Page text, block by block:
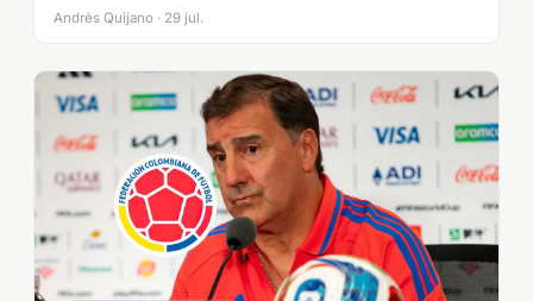
Andrés Quijano · 29 jul.